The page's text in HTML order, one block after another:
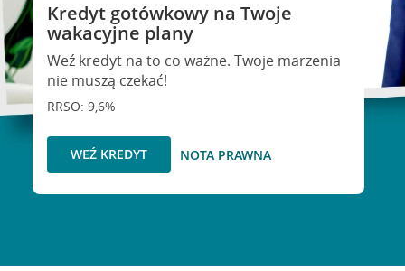
Kredyt gotówkowy na Twoje
wakacyjne plany
Weź kredyt na to co ważne. Twoje marzenia
nie muszą czekać!
RRSO: 9,6%
WEŹ KREDYT NOTA PRAWNA